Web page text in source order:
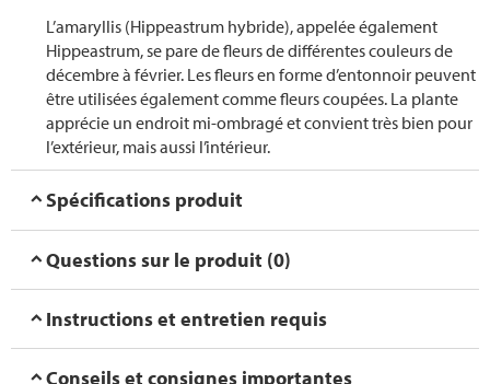
L’amaryllis (Hippeastrum hybride), appelée également
Hippeastrum, se pare de fleurs de différentes couleurs de
décembre à février. Les fleurs en forme d’entonnoir peuvent
être utilisées également comme fleurs coupées. La plante
apprécie un endroit mi-ombragé et convient très bien pour
l’extérieur, mais aussi l’intérieur.
Spécifications produit
Questions sur le produit (0)
Instructions et entretien requis
Conseils et consignes importantes